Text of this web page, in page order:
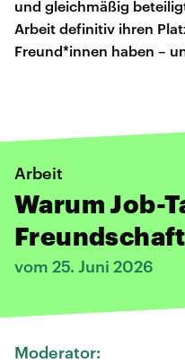
und gleichmäßig
Arbeit definitiv ihren
Freund*innen haben –
Arbeit
Warum Job-
vom 25. Juni 2026
Moderator: